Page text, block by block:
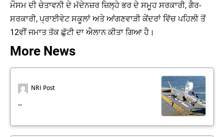
ਮੌਸਮ ਦੀ ਚੇਤਾਵਨੀ ਦੇ ਮੱਦੇਨਜ਼ਰ ਜ਼ਿਲ੍ਹੇ ਭਰ ਦੇ ਸਮੂਹ ਸਰਕਾਰੀ, ਗੈਰ-
ਸਰਕਾਰੀ, ਪ੍ਰਾਈਵੇਟ ਸਕੂਲਾਂ ਅਤੇ ਆਂਗਣਵਾੜੀ ਕੇਂਦਰਾਂ ਵਿੱਚ ਪਹਿਲੀ ਤੋਂ
12ਵੀਂ ਜਮਾਤ ਤੱਕ ਛੁੱਟੀ ਦਾ ਐਲਾਨ ਕੀਤਾ ਗਿਆ ਹੈ।
More News
NRI Post
..